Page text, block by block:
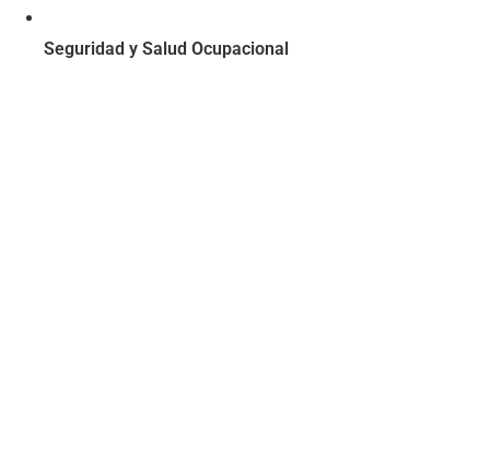
Seguridad y Salud Ocupacional